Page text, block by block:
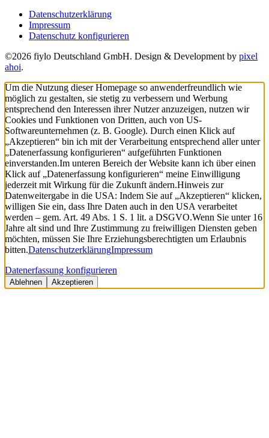
Datenschutzerklärung
Impressum
Datenschutz konfigurieren
©2026 fiylo Deutschland GmbH. Design & Development by pixel
ahoi.
Um die Nutzung dieser Homepage so anwenderfreundlich wie
möglich zu gestalten, sie stetig zu verbessern und Werbung
entsprechend den Interessen ihrer Nutzer anzuzeigen, nutzen wir
Cookies und Funktionen von Dritten, auch von US-
Softwareunternehmen (z. B. Google). Durch einen Klick auf
„Akzeptieren“ bin ich mit der Verarbeitung entsprechend aller unter
„Datenerfassung konfigurieren“ aufgeführten Funktionen
einverstanden.Im unteren Bereich der Website kann ich über einen
Klick auf „Datenerfassung konfigurieren“ meine Einwilligung
jederzeit mit Wirkung für die Zukunft ändern.Hinweis zur
Datenweitergabe in die USA: Indem Sie auf „Akzeptieren“ klicken,
willigen Sie ein, dass Ihre Daten auch in den USA verarbeitet
werden – gem. Art. 49 Abs. 1 S. 1 lit. a DSGVO.Wenn Sie unter 16
Jahre alt sind und Ihre Zustimmung zu freiwilligen Diensten geben
möchten, müssen Sie Ihre Erziehungsberechtigten um Erlaubnis
bitten.DatenschutzerklärungImpressum
Datenerfassung konfigurieren
Ablehnen Akzeptieren